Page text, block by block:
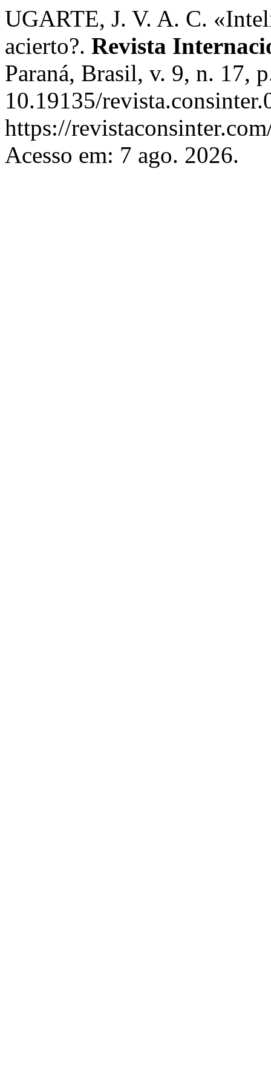
UGARTE, J. V. A. C.
acierto?. Revista
Paraná, Brasil, v. 9, n. 17,
10.19135/
https://
Acesso em: 7 ago. 2026.